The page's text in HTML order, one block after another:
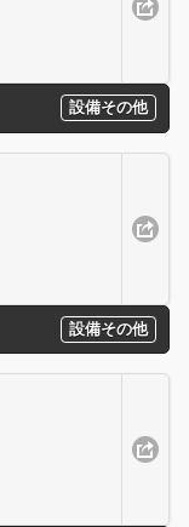
設備その他
設備その他